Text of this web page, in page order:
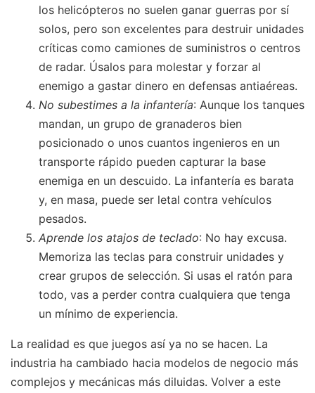
los helicópteros no suelen ganar guerras por sí
solos, pero son excelentes para destruir unidades
críticas como camiones de suministros o centros
de radar. Úsalos para molestar y forzar al
enemigo a gastar dinero en defensas antiaéreas.
No subestimes a la infantería: Aunque los tanques
mandan, un grupo de granaderos bien
posicionado o unos cuantos ingenieros en un
transporte rápido pueden capturar la base
enemiga en un descuido. La infantería es barata
y, en masa, puede ser letal contra vehículos
pesados.
Aprende los atajos de teclado: No hay excusa.
Memoriza las teclas para construir unidades y
crear grupos de selección. Si usas el ratón para
todo, vas a perder contra cualquiera que tenga
un mínimo de experiencia.
La realidad es que juegos así ya no se hacen. La
industria ha cambiado hacia modelos de negocio más
complejos y mecánicas más diluidas. Volver a este